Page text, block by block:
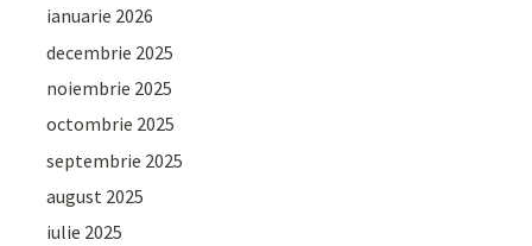
ianuarie 2026
decembrie 2025
noiembrie 2025
octombrie 2025
septembrie 2025
august 2025
iulie 2025